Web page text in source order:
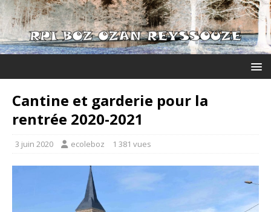
Cantine et garderie pour la
rentrée 2020-2021
3 juin 2020 ecoleboz 1 381 vues